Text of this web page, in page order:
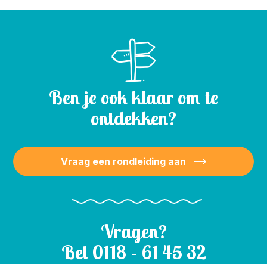
Ben je ook klaar om te
ontdekken?
Vraag een rondleiding aan
Vragen?
Bel 0118 – 61 45 32